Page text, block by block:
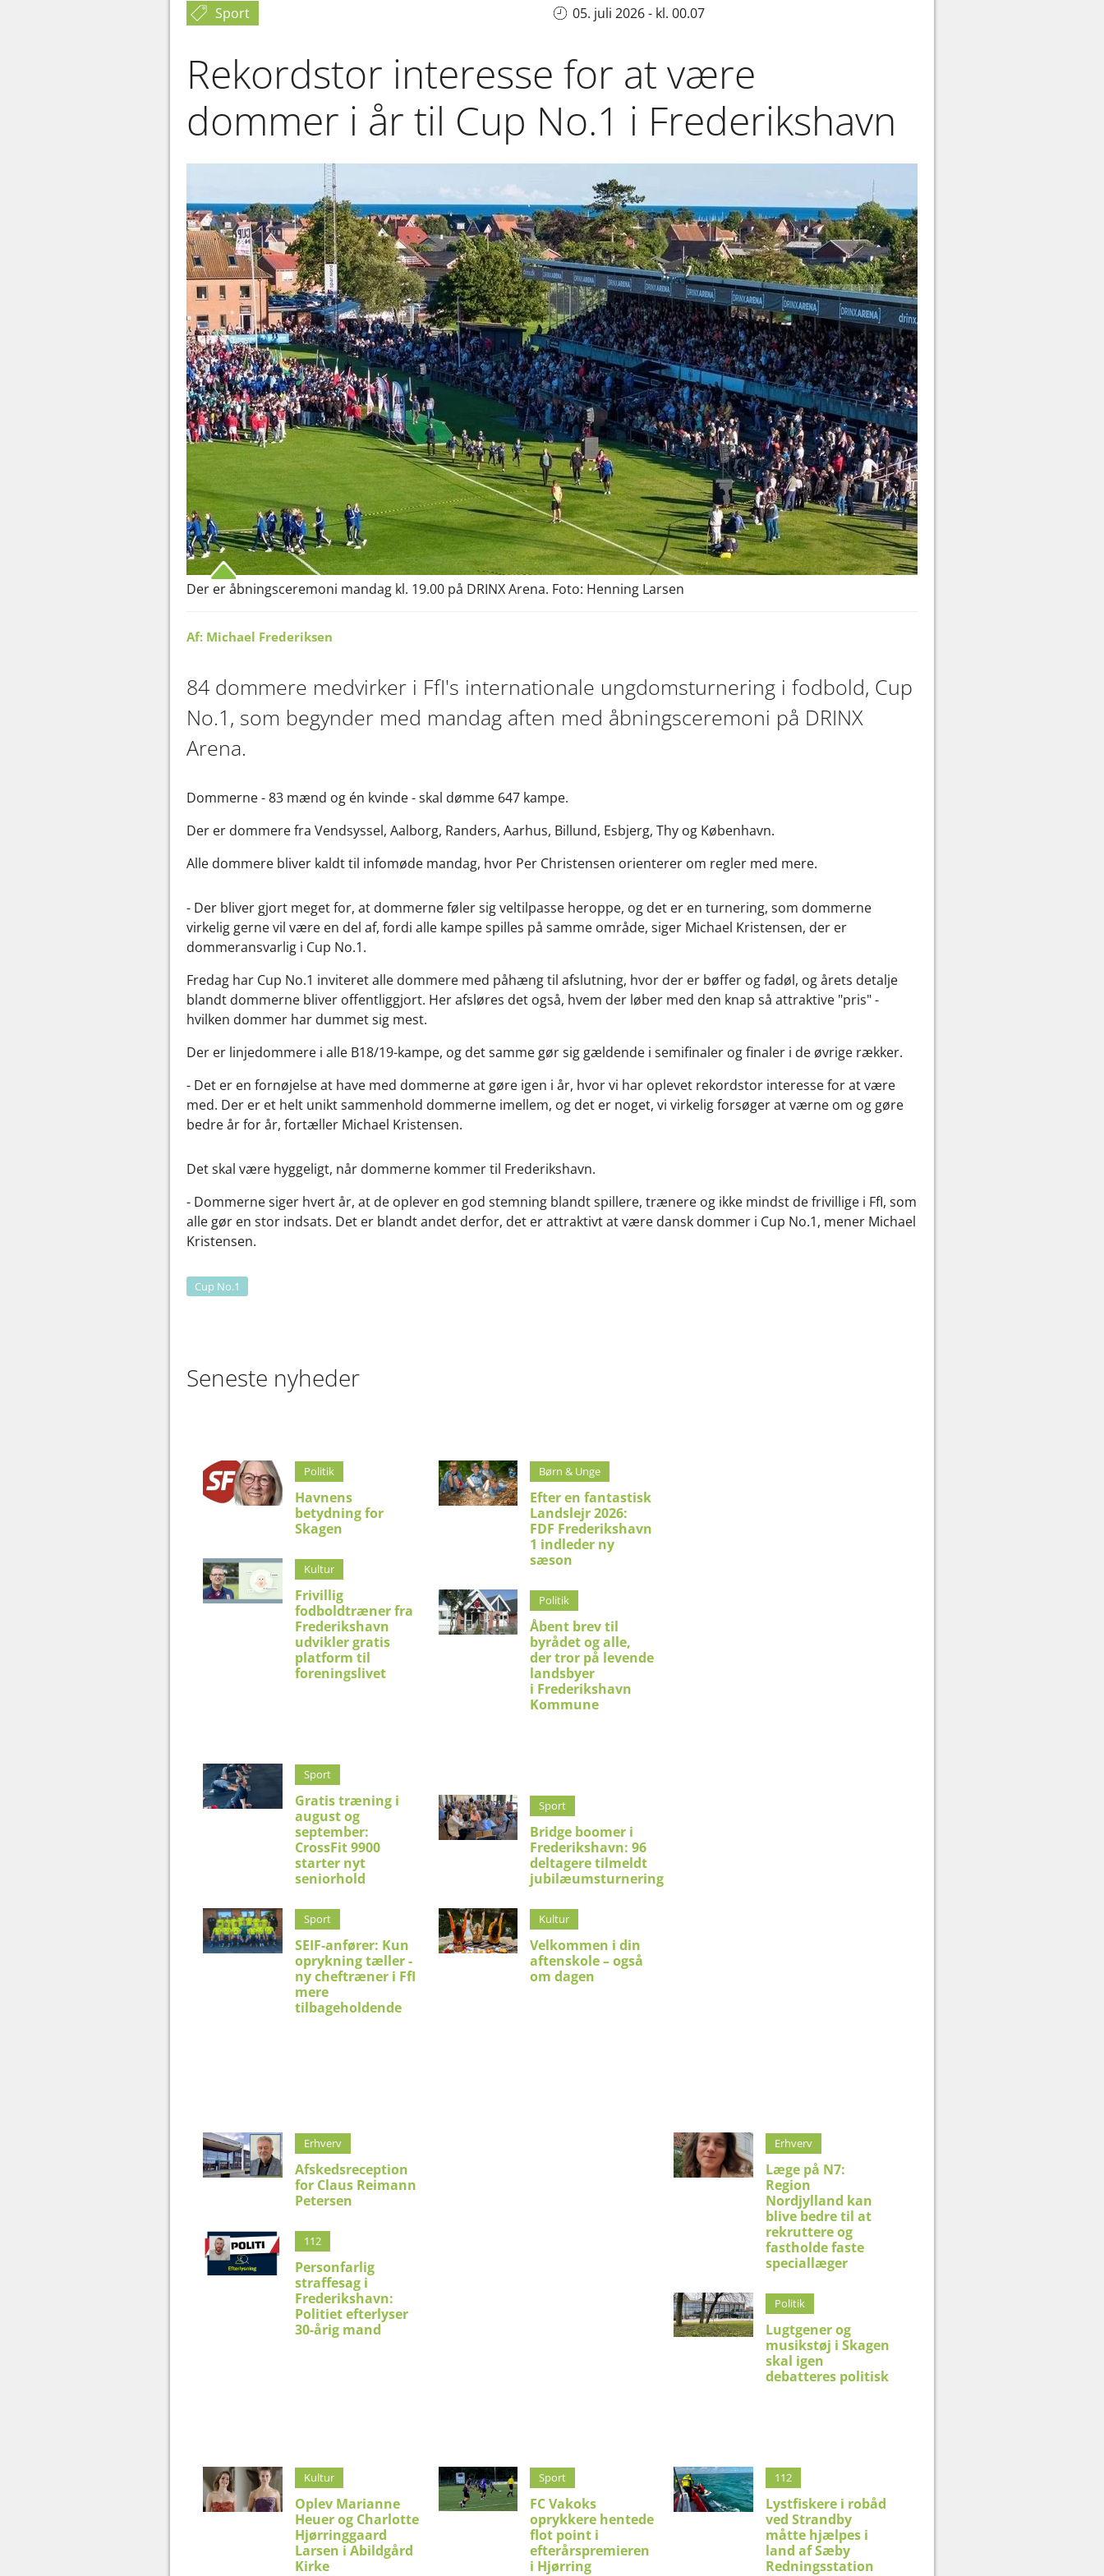
Sport 05. juli 2026 - kl. 00.07
Rekordstor interesse for at være
dommer i år til Cup No.1 i Frederikshavn
Der er åbningsceremoni mandag kl. 19.00 på DRINX Arena. Foto: Henning Larsen
Af: Michael Frederiksen
84 dommere medvirker i FfI's internationale ungdomsturnering i fodbold, Cup
No.1, som begynder med mandag aften med åbningsceremoni på DRINX
Arena.
Dommerne - 83 mænd og én kvinde - skal dømme 647 kampe.
Der er dommere fra Vendsyssel, Aalborg, Randers, Aarhus, Billund, Esbjerg, Thy og København.
Alle dommere bliver kaldt til infomøde mandag, hvor Per Christensen orienterer om regler med mere.
- Der bliver gjort meget for, at dommerne føler sig veltilpasse heroppe, og det er en turnering, som dommerne
virkelig gerne vil være en del af, fordi alle kampe spilles på samme område, siger Michael Kristensen, der er
dommeransvarlig i Cup No.1.
Fredag har Cup No.1 inviteret alle dommere med påhæng til afslutning, hvor der er bøffer og fadøl, og årets detalje
blandt dommerne bliver offentliggjort. Her afsløres det også, hvem der løber med den knap så attraktive "pris" -
hvilken dommer har dummet sig mest.
Der er linjedommere i alle B18/19-kampe, og det samme gør sig gældende i semifinaler og finaler i de øvrige rækker.
- Det er en fornøjelse at have med dommerne at gøre igen i år, hvor vi har oplevet rekordstor interesse for at være
med. Der er et helt unikt sammenhold dommerne imellem, og det er noget, vi virkelig forsøger at værne om og gøre
bedre år for år, fortæller Michael Kristensen.
Det skal være hyggeligt, når dommerne kommer til Frederikshavn.
- Dommerne siger hvert år, at de oplever en god stemning blandt spillere, trænere og ikke mindst de frivillige i FfI, som
alle gør en stor indsats. Det er blandt andet derfor, det er attraktivt at være dansk dommer i Cup No.1, mener Michael
Kristensen.
Cup No.1
Seneste nyheder
Politik
Havnens
betydning for
Skagen
Kultur
Frivillig
fodboldtræner fra
Frederikshavn
udvikler gratis
platform til
foreningslivet
Sport
Gratis træning i
august og
september:
CrossFit 9900
starter nyt
seniorhold
Sport
SEIF-anfører: Kun
oprykning tæller -
ny cheftræner i FfI
mere
tilbageholdende
Børn & Unge
Efter en fantastisk
Landslejr 2026:
FDF Frederikshavn
1 indleder ny
sæson
Politik
Åbent brev til
byrådet og alle,
der tror på levende
landsbyer
i Frederikshavn
Kommune
Sport
Bridge boomer i
Frederikshavn: 96
deltagere tilmeldt
jubilæumsturnering
Kultur
Velkommen i din
aftenskole – også
om dagen
Erhverv
Afskedsreception
for Claus Reimann
Petersen
112
Personfarlig
straffesag i
Frederikshavn:
Politiet efterlyser
30-årig mand
Erhverv
Læge på N7:
Region
Nordjylland kan
blive bedre til at
rekruttere og
fastholde faste
speciallæger
Politik
Lugtgener og
musikstøj i Skagen
skal igen
debatteres politisk
Kultur
Oplev Marianne
Heuer og Charlotte
Hjørringgaard
Larsen i Abildgård
Kirke
Sport
FC Vakoks
oprykkere hentede
flot point i
efterårspremieren
i Hjørring
112
Lystfiskere i robåd
ved Strandby
måtte hjælpes i
land af Sæby
Redningsstation